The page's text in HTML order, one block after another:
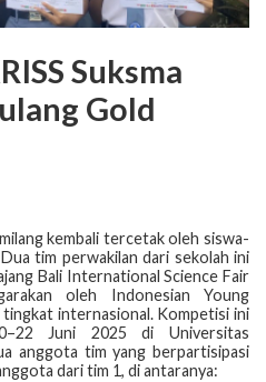
Suksma
Gold
kembali tercetak oleh siswa-
tim perwakilan dari sekolah ini
Bali International Science Fair
oleh Indonesian Young
internasional. Kompetisi ini
Juni 2025 di Universitas
anggota tim yang berpartisipasi
dari tim 1, di antaranya: